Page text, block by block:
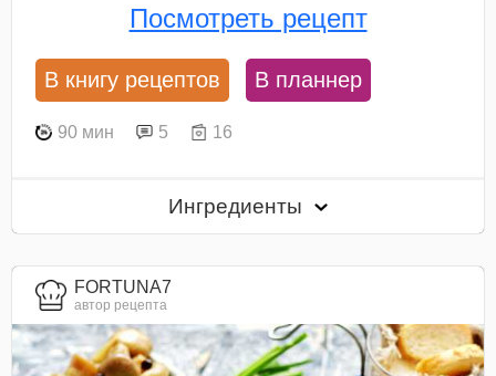
Посмотреть рецепт
В книгу рецептов В планнер
90 мин 5 16
Ингредиенты
FORTUNA7
автор рецепта